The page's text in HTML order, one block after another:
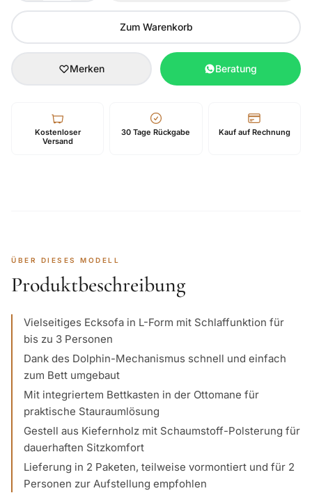
Zum Warenkorb
Merken Beratung
Kostenloser
Versand
30 Tage Rückgabe Kauf auf Rechnung
ÜBER DIESES MODELL
Produktbeschreibung
Vielseitiges Ecksofa in L-Form mit Schlaffunktion für
bis zu 3 Personen
Dank des Dolphin-Mechanismus schnell und einfach
zum Bett umgebaut
Mit integriertem Bettkasten in der Ottomane für
praktische Stauraumlösung
Gestell aus Kiefernholz mit Schaumstoff-Polsterung für
dauerhaften Sitzkomfort
Lieferung in 2 Paketen, teilweise vormontiert und für 2
Personen zur Aufstellung empfohlen